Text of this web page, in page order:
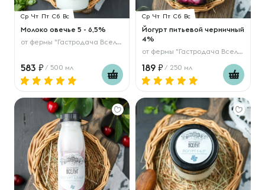
Ср Чт Пт Сб Вс
Молоко овечье 5 - 6,5%
от фермы "Гастродача Вселуг"
583 / 500 мл
Ср Чт Пт Сб Вс
Йогурт питьевой черничный
4%
от фермы "Гастродача Вселуг"
189 / 250 мл